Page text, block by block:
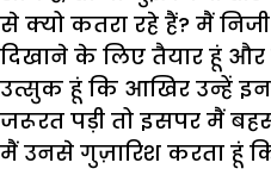
से क्यो‌ कतरा रहे हैं? मैं
दिखाने के लिए तैयार हूं
उत्सुक हूं कि आखिर उन्हें
जरूरत पड़ी तो इसपर मैं
मैं उनसे गुज़ारिश करता हूं